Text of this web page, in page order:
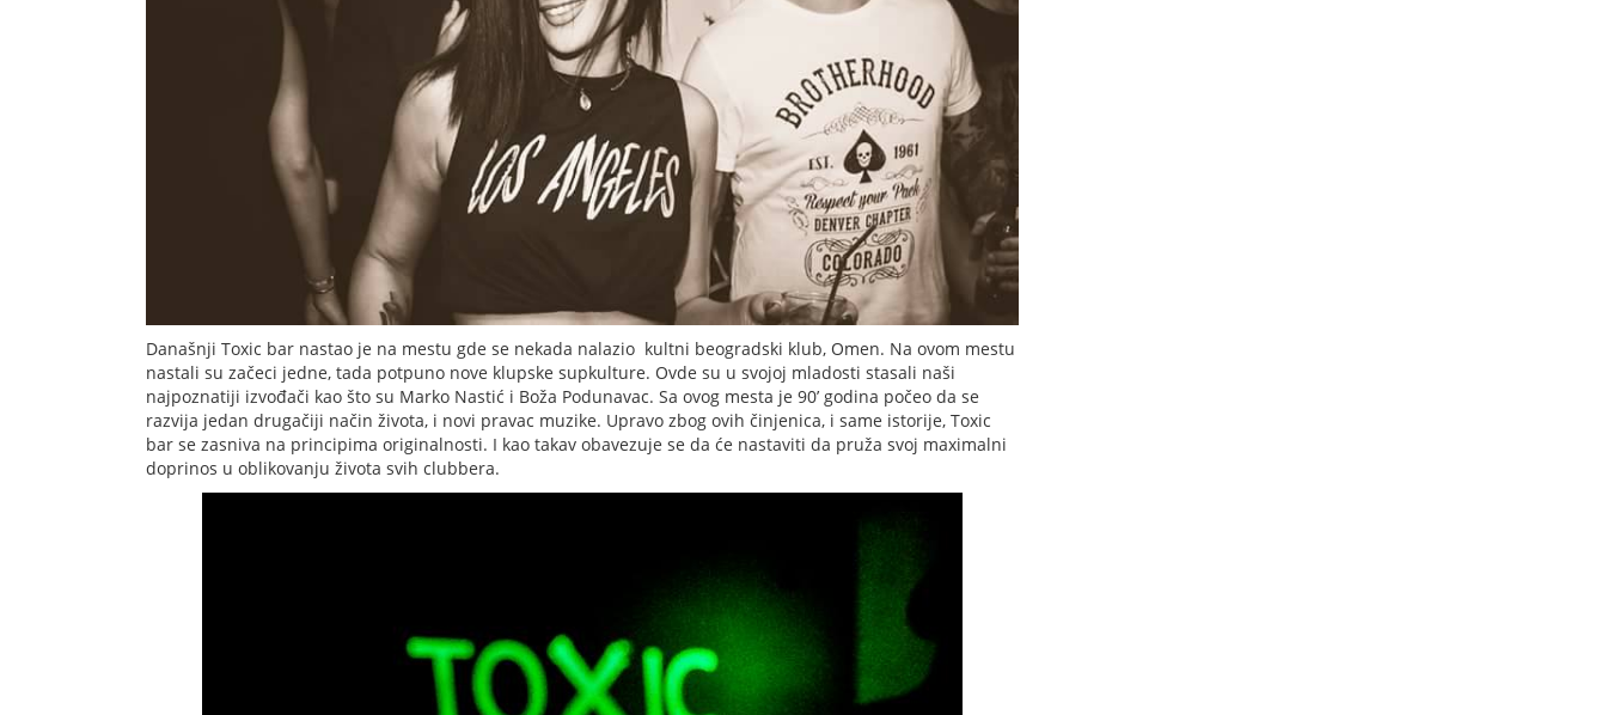
Današnji Toxic bar nastao je na mestu gde se nekada nalazio kultni beogradski klub, Omen. Na ovom mestu
nastali su začeci jedne, tada potpuno nove klupske supkulture. Ovde su u svojoj mladosti stasali naši
najpoznatiji izvođači kao što su Marko Nastić i Boža Podunavac. Sa ovog mesta je 90’ godina počeo da se
razvija jedan drugačiji način života, i novi pravac muzike. Upravo zbog ovih činjenica, i same istorije, Toxic
bar se zasniva na principima originalnosti. I kao takav obavezuje se da će nastaviti da pruža svoj maximalni
doprinos u oblikovanju života svih clubbera.